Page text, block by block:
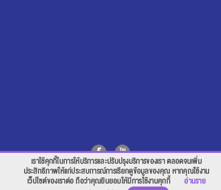
เราใช้คุกกี้ในการให้บริการและปรับปรุงบริการของเรา ตลอดจนเพิ่ม
ประสิทธิภาพให้แก่ประสบการณ์การเรียกดูข้อมูลของคุณ หากคุณใช้งาน
เว็ปไซต์ของเราต่อ ถือว่าคุณยินยอมให้มีการใช้งานคุกกี้
อ่านราย
สอบถาม คลิก